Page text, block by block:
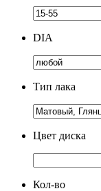
DIA
Тип лака
Цвет диска
Кол-во